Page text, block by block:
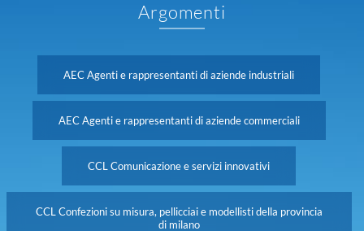
Argomenti
AEC Agenti e rappresentanti di aziende industriali
AEC Agenti e rappresentanti di aziende commerciali
CCL Comunicazione e servizi innovativi
CCL Confezioni su misura, pellicciai e modellisti della provincia
di milano